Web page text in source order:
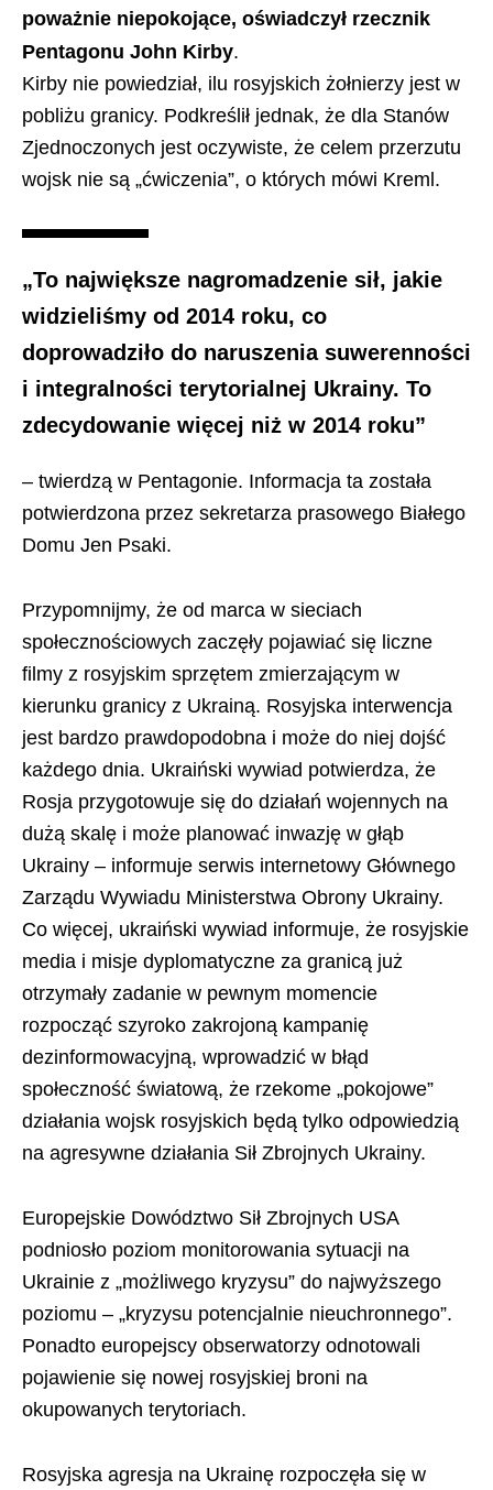
poważnie niepokojące, oświadczył rzecznik
Pentagonu John Kirby.
Kirby nie powiedział, ilu rosyjskich żołnierzy jest w
pobliżu granicy. Podkreślił jednak, że dla Stanów
Zjednoczonych jest oczywiste, że celem przerzutu
wojsk nie są „ćwiczenia”, o których mówi Kreml.
„To największe nagromadzenie sił, jakie
widzieliśmy od 2014 roku, co
doprowadziło do naruszenia suwerenności
i integralności terytorialnej Ukrainy. To
zdecydowanie więcej niż w 2014 roku”
– twierdzą w Pentagonie. Informacja ta została
potwierdzona przez sekretarza prasowego Białego
Domu Jen Psaki.
Przypomnijmy, że od marca w sieciach
społecznościowych zaczęły pojawiać się liczne
filmy z rosyjskim sprzętem zmierzającym w
kierunku granicy z Ukrainą. Rosyjska interwencja
jest bardzo prawdopodobna i może do niej dojść
każdego dnia. Ukraiński wywiad potwierdza, że ​​
Rosja przygotowuje się do działań wojennych na
dużą skalę i może planować inwazję w głąb
Ukrainy – informuje serwis internetowy Głównego
Zarządu Wywiadu Ministerstwa Obrony Ukrainy.
Co więcej, ukraiński wywiad informuje, że rosyjskie
media i misje dyplomatyczne za granicą już
otrzymały zadanie w pewnym momencie
rozpocząć szyroko zakrojoną kampanię
dezinformowacyjną, wprowadzić w błąd
społeczność światową, że rzekome „pokojowe”
działania wojsk rosyjskich będą tylko odpowiedzią
na agresywne działania Sił Zbrojnych Ukrainy.
Europejskie Dowództwo Sił Zbrojnych USA
podniosło poziom monitorowania sytuacji na
Ukrainie z „możliwego kryzysu” do najwyższego
poziomu – „kryzysu potencjalnie nieuchronnego”.
Ponadto europejscy obserwatorzy odnotowali
pojawienie się nowej rosyjskiej broni na
okupowanych terytoriach.
Rosyjska agresja na Ukrainę rozpoczęła się w